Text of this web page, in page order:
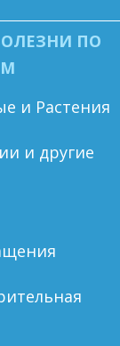
ПО
и Растения
и другие